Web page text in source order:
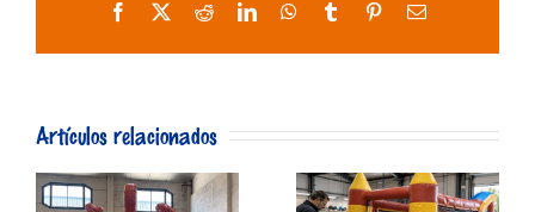
Facebook RedditLinkedInWhatsApp
Tumblr PinterestCorreo
Artículos relacionados
Normativa
UNE-EN